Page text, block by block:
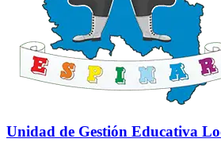
Unidad de Gestión Educativa